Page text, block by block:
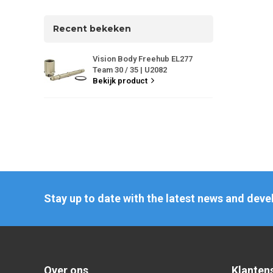
Recent bekeken
Vision Body Freehub EL277
Team 30 / 35 | U2082
Bekijk product
Stay up to date with the latest news and
Over ons